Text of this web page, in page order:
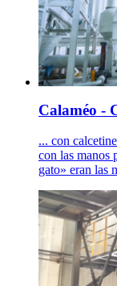
Calaméo -
... con
con las manos
gato» eran las